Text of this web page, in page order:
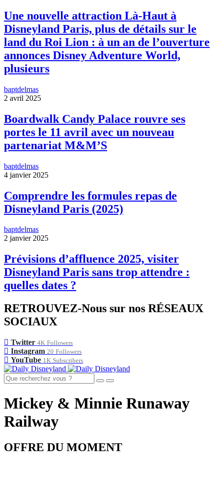
Une nouvelle attraction Là-Haut à
Disneyland Paris, plus de détails sur le
land du Roi Lion : à un an de l’ouverture
annonces Disney Adventure World,
plusieurs
baptdelmas
2 avril 2025
Boardwalk Candy Palace rouvre ses
portes le 11 avril avec un nouveau
partenariat M&M’S
baptdelmas
4 janvier 2025
Comprendre les formules repas de
Disneyland Paris (2025)
baptdelmas
2 janvier 2025
Prévisions d’affluence 2025, visiter
Disneyland Paris sans trop attendre :
quelles dates ?
RETROUVEZ-Nous sur nos RÉSEAUX
SOCIAUX
Twitter 4K Followers
Instagram 20 Followers
YouTube 1K Subscribers
Mickey & Minnie Runaway
Railway
OFFRE DU MOMENT